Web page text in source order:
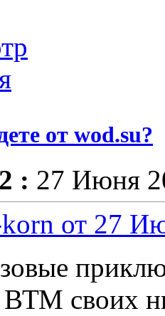
от wod.su?
: 27 Июня
от 27
ВТМ своих